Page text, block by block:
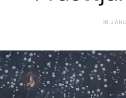
16